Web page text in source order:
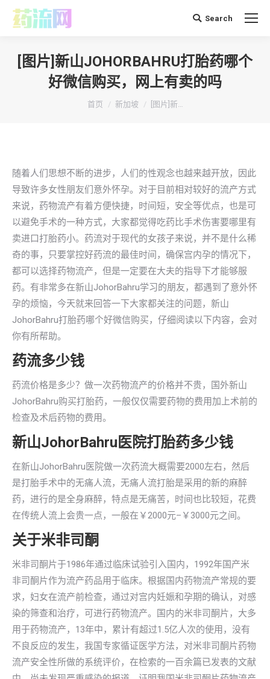
搜 Search
[图片]新山JOHORBAHRU打胎药哪个
好微信购买，网上有卖的吗
你在这里：
首页 新加坡 [图片]新…
随着人们思想不断的进步，人们的性观念也越来越开放，因此
导致许多女性朋友们意外怀孕。对于目前相对较好的流产方式
来说，药物流产有着方便快捷，时间短，安全等优点，也是可
以避免手术的一种方式，大家都觉得吃药比手术伤害要哪里有
卖进口打胎药小。药流对于现代的女孩子来说，并不是什么稀
奇的事，只要掌控好药流的最佳时间，确保宫内孕的情况下，
都可以选择药物流产，但是一定要在大夫的指导下才能够服
药。有非常多在新山JohorBahru学习的朋友，都遇到了意外怀
孕的烦恼，今天就来回答一下大家都关注的问题，新山
JohorBahru打胎药哪个好微信购买，仔细阅读以下内容，会对
你有所帮助。
药流多少钱
药流价格是多少？做一次药物流产的价格并不贵，国外新山
JohorBahru购买打胎药，一般仅仅需要药物的费用加上术前的
检查及术后药物的费用。
新山JohorBahru医院打胎药多少钱
在新山JohorBahru医院做一次药流大概需要2000左右，然后
是打胎手术中的无痛人流，无痛人流打胎是采用的新的麻醉
药，进行的是全身麻醉，特点是无痛苦，时间也比较短，花费
在传统人流上会贵一点，一般在￥2000元–￥3000元之间。
关于米非司酮
米非司酮片于1986年通过临床试验引入国内，1992年国产米
非司酮片作为流产药品用于临床。根据国内药物流产常规的要
求，妇女在流产前检查，通过对宫内妊娠和孕期的确认，对感
染的筛查和治疗，可进行药物流产。国内的米非司酮片，大多
用于药物流产，13年中，累计有超过1.5亿人次的使用，没有
不良反应的发生，我国专家循证医学方法，对米非司酮片药物
流产安全性所做的系统评价，在检索的一百余篇已发表的文献